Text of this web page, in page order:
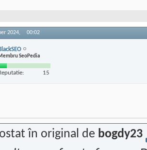
2024, 00:02
SeoPedia
15
în original de bogdy23